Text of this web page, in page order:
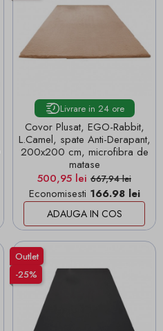
Livrare in 24 ore
Covor Plusat, EGO-Rabbit,
L.Camel, spate Anti-Derapant,
200x200 cm, microfibra de
matase
Pret
500,95 lei Pret de baza
667,94 lei
Economisesti 166.98 lei
ADAUGA IN COS
Outlet
-25%